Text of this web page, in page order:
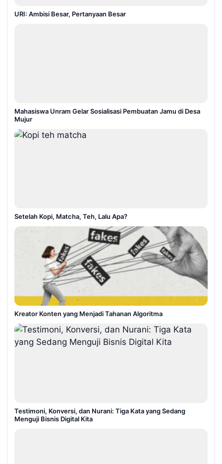
URI: Ambisi Besar, Pertanyaan Besar
Mahasiswa Unram Gelar Sosialisasi Pembuatan Jamu di Desa
Mujur
Setelah Kopi, Matcha, Teh, Lalu Apa?
Kreator Konten yang Menjadi Tahanan Algoritma
Testimoni, Konversi, dan Nurani: Tiga Kata yang Sedang
Menguji Bisnis Digital Kita